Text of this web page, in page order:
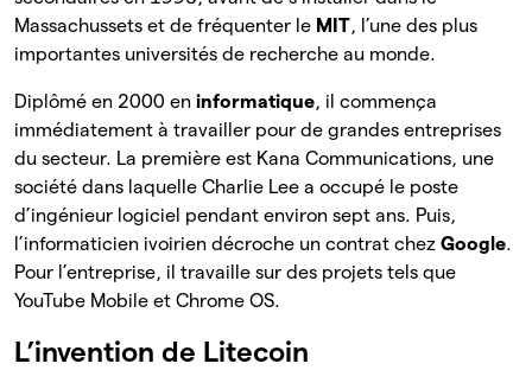
Massachussets et de fréquenter le MIT, l’une des plus
importantes universités de recherche au monde.
Diplômé en 2000 en informatique, il commença
immédiatement à travailler pour de grandes entreprises
du secteur. La première est Kana Communications, une
société dans laquelle Charlie Lee a occupé le poste
d’ingénieur logiciel pendant environ sept ans. Puis,
l’informaticien ivoirien décroche un contrat chez Google.
Pour l’entreprise, il travaille sur des projets tels que
YouTube Mobile et Chrome OS.
L’invention de Litecoin